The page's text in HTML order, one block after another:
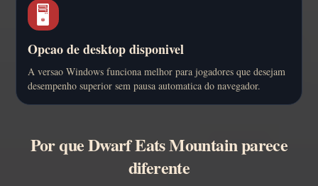
🖥️
Opcao de desktop disponivel
A versao Windows funciona melhor para jogadores que desejam
desempenho superior sem pausa automatica do navegador.
Por que Dwarf Eats Mountain parece
diferente